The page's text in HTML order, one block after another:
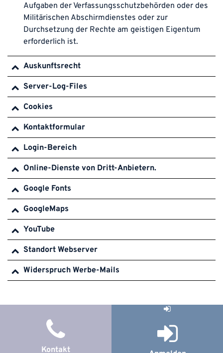
Aufgaben der Verfassungsschutzbehörden oder des
Militärischen Abschirmdienstes oder zur
Durchsetzung der Rechte am geistigen Eigentum
erforderlich ist.
Auskunftsrecht
Server-Log-Files
Cookies
Kontaktformular
Login-Bereich
Online-Dienste von Dritt-Anbietern.
Google Fonts
GoogleMaps
YouTube
Standort Webserver
Widerspruch Werbe-Mails
Kontakt